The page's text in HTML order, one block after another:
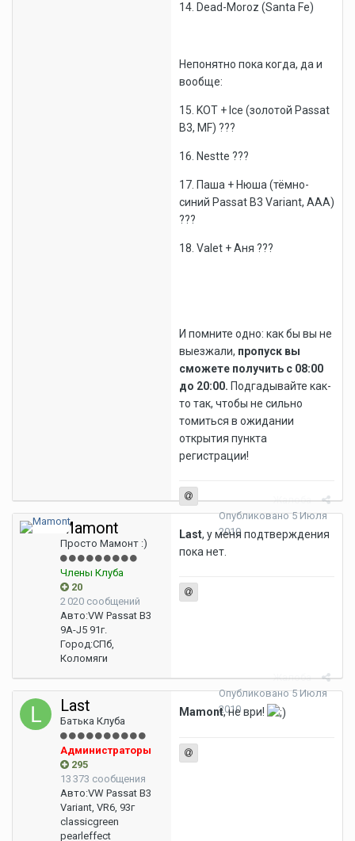
14. Dead-Moroz (Santa Fe)
Непонятно пока когда, да и
вообще:
15. KOT + Ice (золотой Passat
B3, MF) ???
16. Nestte ???
17. Паша + Нюша (тёмно-
синий Passat B3 Variant, AAA)
???
18. Valet + Аня ???
И помните одно: как бы вы не
выезжали, пропуск вы
сможете получить с 08:00
до 20:00. Подгадывайте как-
то так, чтобы не сильно
томиться в ожидании
открытия пункта
регистрации!
Mamont
Просто Мамонт :)
Члены Клуба
20
2 020 сообщений
Авто:VW Passat B3
9A-J5 91г.
Город:СПб,
Коломяги
Жалоба
Опубликовано5 Июля
2010
Last, у меня подтверждения
пока нет.
Last
Батька Клуба
Администраторы
295
13 373 сообщения
Авто:VW Passat B3
Variant, VR6, 93г
classicgreen
pearleffect
Жалоба
Опубликовано5 Июля
2010
Mamont, не ври!